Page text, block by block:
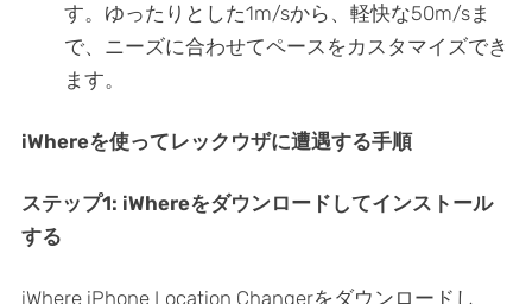
す。ゆったりとした1m/sから、軽快な50m/sま
で、ニーズに合わせてペースをカスタマイズでき
ます。
iWhereを使ってレックウザに遭遇する手順
ステップ1: iWhereをダウンロードしてインストール
する
iWhere iPhone Location Changerをダウンロードし